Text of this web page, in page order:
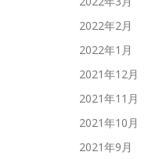
2022年2月
2022年1月
2021年12月
2021年11月
2021年10月
2021年9月